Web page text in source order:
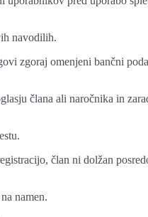
navodilih.
zgoraj omenjeni bančni
člana ali naročnika in
član ni dolžan
namen.